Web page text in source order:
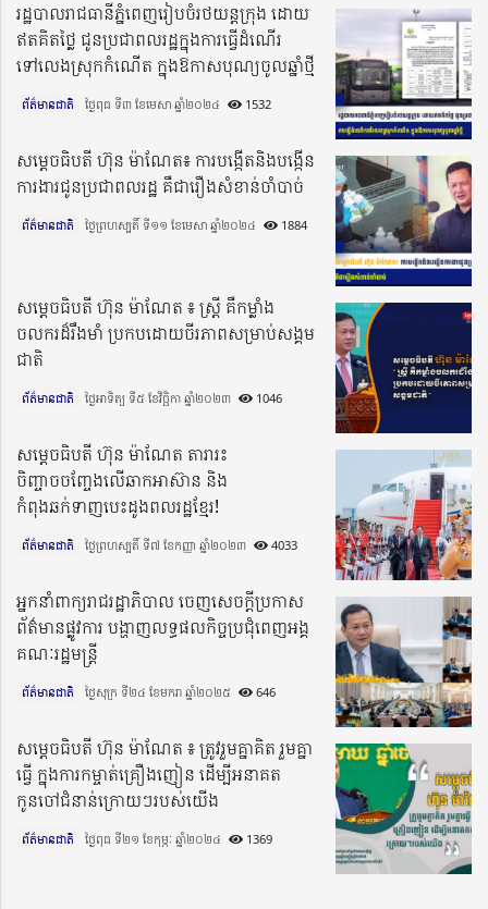
រដ្ឋបាលរាជធានីភ្នំពេញរៀបចំរថយន្តក្រុង ដោយ
ឥតគិតថ្លៃ ជូនប្រជាពលរដ្ឋក្នុងការធ្វើដំណើរ
ទៅលេងស្រុកកំណើត ក្នុងឱកាសបុណ្យចូលឆ្នាំថ្មី
ព័ត៌មានជាតិ ថ្ងៃពុធ ទី៣ ខែមេសា ឆ្នាំ២០២៤​ 1532
សម្តេចធិបតី ហ៊ុន ម៉ាណែត៖ ការបង្កើតនិងបង្កើន
ការងារជូនប្រជាពលរដ្ឋ គឺជារឿងសំខាន់ចាំបាច់
ព័ត៌មានជាតិ ថ្ងៃព្រហស្បតិ៍ ទី១១ ខែមេសា ឆ្នាំ២០២៤​ 1884
សម្តេចធិបតី ហ៊ុន ម៉ាណែត ៖ ស្ត្រី គឺកម្លាំង
ចលករដ៏រឹងមាំ ប្រកបដោយចីរភាពសម្រាប់សង្គម
ជាតិ
ព័ត៌មានជាតិ ថ្ងៃអាទិត្យ ទី៥ ខែវិច្ឆិកា ឆ្នាំ២០២៣​ 1046
សម្តេចធិបតី ហ៊ុន ម៉ាណែត តារារះ
ចិញ្ចាចចញ្ចែងលើឆាកអាស៊ាន និង
កំពុងឆក់ទាញបេះដូងពលរដ្ឋខ្មែរ!
ព័ត៌មានជាតិ ថ្ងៃព្រហស្បតិ៍ ទី៧ ខែកញ្ញា ឆ្នាំ២០២៣​ 4033
អ្នកនាំពាក្យរាជរដ្ឋាភិបាល ចេញសេចក្ដីប្រកាស
ព័ត៌មានផ្លូវការ បង្ហាញលទ្ធផលកិច្ចប្រជុំពេញអង្គ
គណៈរដ្ឋមន្ដ្រី
ព័ត៌មានជាតិ ថ្ងៃសុក្រ ទី២៤ ខែមករា ឆ្នាំ២០២៥​ 646
សម្តេចធិបតី ហ៊ុន ម៉ាណែត ៖ ត្រូវរួមគ្នាគិត រួមគ្នា
ធ្វើ ក្នុងការកម្ចាត់គ្រឿងញៀន ដើម្បីអនាគត
កូនចៅជំនាន់ក្រោយៗរបស់យើង
ព័ត៌មានជាតិ ថ្ងៃពុធ ទី២១ ខែកុម្ភៈ ឆ្នាំ២០២៤​ 1369